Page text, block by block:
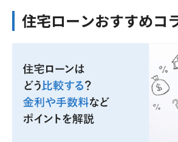
住宅ローンおすすめコ